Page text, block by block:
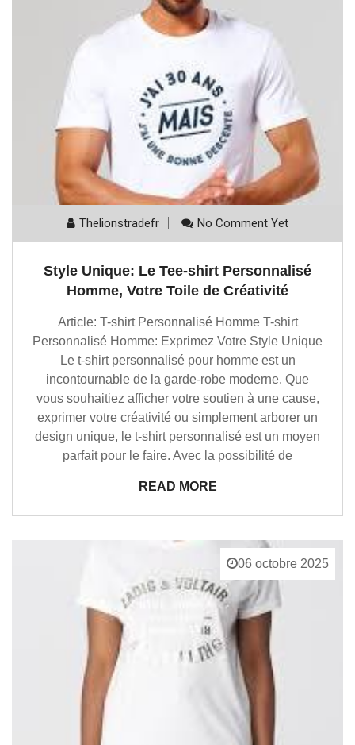
Thelionstradefr No Comment Yet
Style Unique: Le Tee-shirt Personnalisé
Homme, Votre Toile de Créativité
Article: T-shirt Personnalisé Homme T-shirt
Personnalisé Homme: Exprimez Votre Style Unique
Le t-shirt personnalisé pour homme est un
incontournable de la garde-robe moderne. Que
vous souhaitiez afficher votre soutien à une cause,
exprimer votre créativité ou simplement arborer un
design unique, le t-shirt personnalisé est un moyen
parfait pour le faire. Avec la possibilité de
READ MORE
06 octobre 2025